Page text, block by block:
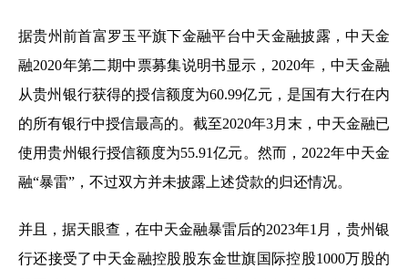
据贵州前首富罗玉平旗下金融平台中天金融披露，中天金
融2020年第二期中票募集说明书显示，2020年，中天金融
从贵州银行获得的授信额度为60.99亿元，是国有大行在内
的所有银行中授信最高的。截至2020年3月末，中天金融已
使用贵州银行授信额度为55.91亿元。然而，2022年中天金
融“暴雷”，不过双方并未披露上述贷款的归还情况。
并且，据天眼查，在中天金融暴雷后的2023年1月，贵州银
行还接受了中天金融控股股东金世旗国际控股1000万股的